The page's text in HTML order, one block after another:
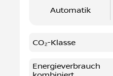
Automatik
CO₂-Klasse
Energieverbrauch
kombiniert